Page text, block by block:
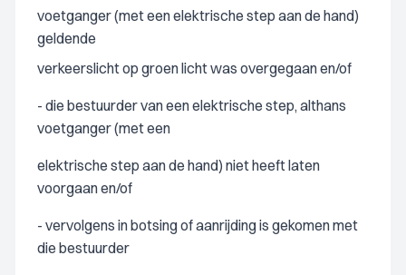
voetganger (met een elektrische step aan de hand)
geldende
verkeerslicht op groen licht was overgegaan en/of
- die bestuurder van een elektrische step, althans
voetganger (met een
elektrische step aan de hand) niet heeft laten
voorgaan en/of
- vervolgens in botsing of aanrijding is gekomen met
die bestuurder